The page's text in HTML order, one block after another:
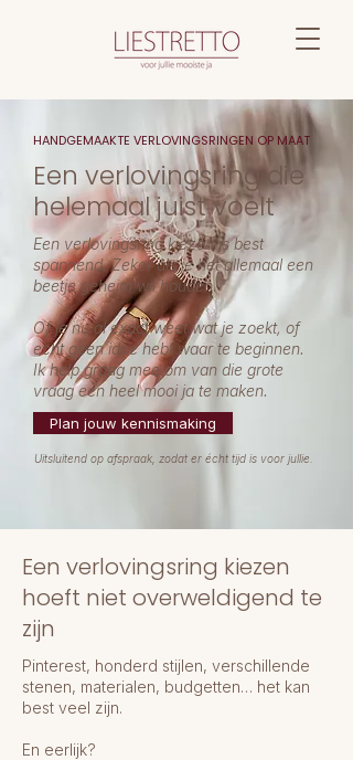
HANDGEMAAKTE VERLOVINGSRINGEN OP MAAT
Een verlovingsring die
helemaal juist voelt
Een verlovingsring kiezen is best
spannend. Zeker als je het allemaal een
beetje geheim wil houden.
Of je nu al exact weet wat je zoekt, of
echt geen idee hebt waar te beginnen.
Ik help graag mee om van die grote
vraag een heel mooi ja te maken.
Plan jouw kennismaking
Uitsluitend op afspraak, zodat er écht tijd is voor jullie.
Een verlovingsring kiezen
hoeft niet overweldigend te
zijn
Pinterest, honderd stijlen, verschillende
stenen, materialen, budgetten… het kan
best veel zijn.
En eerlijk?